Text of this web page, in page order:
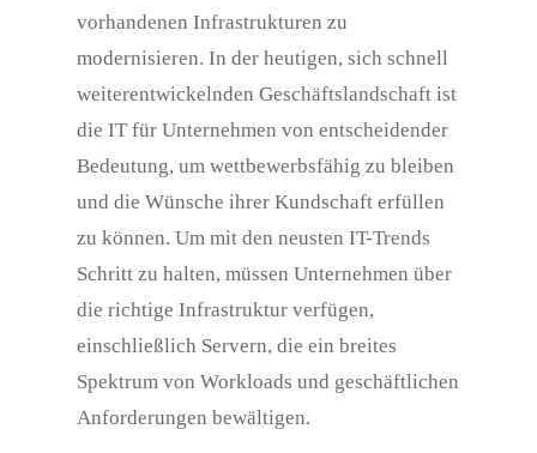
vorhandenen Infrastrukturen zu
modernisieren. In der heutigen, sich schnell
weiterentwickelnden Geschäftslandschaft ist
die IT für Unternehmen von entscheidender
Bedeutung, um wettbewerbsfähig zu bleiben
und die Wünsche ihrer Kundschaft erfüllen
zu können. Um mit den neusten IT-Trends
Schritt zu halten, müssen Unternehmen über
die richtige Infrastruktur verfügen,
einschließlich Servern, die ein breites
Spektrum von Workloads und geschäftlichen
Anforderungen bewältigen.